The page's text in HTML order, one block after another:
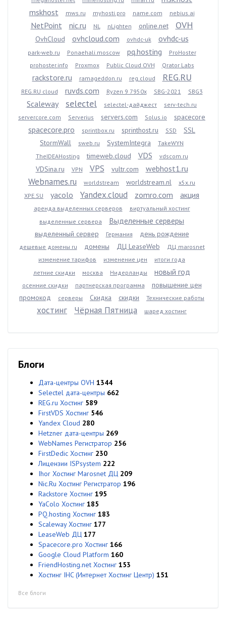
mskhost
mws.ru myhosti.pro name.com nebius.ai
NetPoint nic.ru NL nLighten online.net OVH
OvhCloud ovhcloud.com ovhdc-uk ovhdc-us
park-web.ru Ponaehali.moscow pq.hosting
ProHoster
prohoster.info
Proxmox Public Cloud OVH Qrator Labs
rackstore.ru ramageddon.ru reg.cloud REG.RU
REG.RU cloud ruvds.com Ryzen 9 7950x SBG-2021 SBG3
Scaleway selectel selectel-дайджест
serv-tech.ru
servercore.com
Serverius servers.com Solus.io spacecore
spacecore.pro sprintbox.ru sprinthost.ru SSD
SSL
StormWall
sweb.ru SystemIntegra
TakeWYN
TheIDEAHosting
timeweb.cloud VDS vdscom.ru
VDSina.ru VPN VPS vultr.com webhost1.ru
Webnames.ru worldstream worldstream.nl
x5x.ru
XPE.SU
yacolo Yandex.cloud zomro.com акция
аренда выделенных серверов
виртуальный хостинг
выделенные сервера
Выделенные серверы
выделенный сервер Германия день рождение
дешевые домены ru домены ДЦ LeaseWeb
ДЦ marosnet
изменение тарифов
изменение цен
итоги года
летние скидки
москва Нидерланды новый год
осенние скидки партнерская программа
повышение цен
промокод
серверы Скидка скидки Технические работы
хостинг Чёрная Пятница шаред хостинг
Блоги
Дата-центры OVH 1344
Selectel дата-центры 662
REG.ru Хостинг 589
FirstVDS Хостинг 546
Yandex Cloud 280
Hetzner дата-центры 269
WebNames Регистратор 256
FirstDedic Хостинг 230
Лицензии ISPsystem 222
Ihor Хостинг Marosnet ДЦ 209
Nic.Ru Хостинг Регистратор 196
Rackstore Хостинг 195
YaColo Хостинг 185
PQ.hosting Хостинг 183
Scaleway Хостинг 177
LeaseWeb ДЦ 177
Spacecore.pro Хостинг 166
Google Cloud Platform 160
FriendHosting.net Хостинг 153
Хостинг IHC (Интернет Хостинг Центр) 151
Все блоги